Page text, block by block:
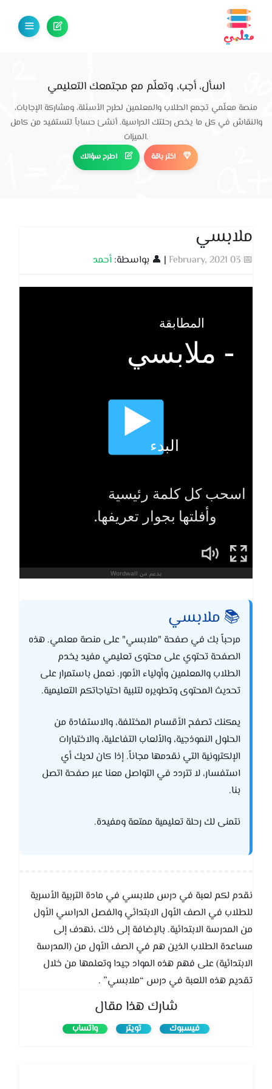
اسأل، أجب، وتعلّم مع مجتمعك التعليمي
منصة معلّمي تجمع الطلاب والمعلمين لطرح الأسئلة، ومشاركة الإجابات،
والنقاش في كل ما يخص رحلتك الدراسية. أنشئ حساباً لتستفيد من كامل
الميزات.
اطرح سؤالك اختر باقة
ملابسي
📅 03 February, 2021 | 👤 بواسطة: أحمد
📚 ملابسي
مرحباً بك في صفحة "ملابسي" على منصة معلمي. هذه
الصفحة تحتوي على محتوى تعليمي مفيد يخدم
الطلاب والمعلمين وأولياء الأمور. نعمل باستمرار على
تحديث المحتوى وتطويره لتلبية احتياجاتكم التعليمية.
يمكنك تصفح الأقسام المختلفة، والاستفادة من
الحلول النموذجية، والألعاب التفاعلية، والاختبارات
الإلكترونية التي نقدمها مجاناً. إذا كان لديك أي
استفسار، لا تتردد في التواصل معنا عبر صفحة اتصل
بنا.
نتمنى لك رحلة تعليمية ممتعة ومفيدة.
نقدم لكم لعبة في درس ملابسي في مادة التربية اﻷسرية
للطلاب في الصف الأول الابتدائي والفصل الدراسي الأول
من المدرسة الابتدائية. بالإضافة إلى ذلك ،نهدف إلى
مساعدة الطلاب الذين هم في الصف الأول من (المدرسة
الابتدائية) على فهم هذه المواد جيدا وتعلمها من خلال
تقديم هذه اللعبة في درس “ملابسي” .
شارك هذا مقال
فيسبوك تويتر واتساب